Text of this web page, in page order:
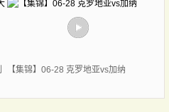
【集锦】06-28 克罗地亚vs加纳